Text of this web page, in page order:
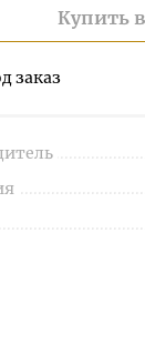
Купить
заказ